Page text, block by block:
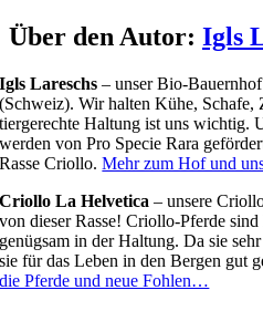
Über den Autor: Igls
Igls Lareschs – unser Bio-
(Schweiz). Wir halten Kühe, Schafe,
tiergerechte Haltung ist uns wichtig.
werden von Pro Specie Rara
Rasse Criollo.Mehr zum Hof und
Criollo La Helvetica – unsere
von dieser Rasse! Criollo-Pferde
genügsam in der Haltung. Da sie
sie für das Leben in den Bergen gut
die Pferde und neue Fohlen…